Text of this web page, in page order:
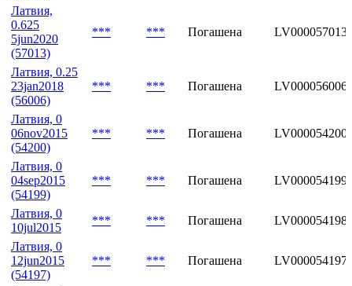
Латвия,
0.625
5jun2020
(57013)
*** *** Погашена
Латвия, 0.25
23jan2018
(56006)
*** *** Погашена
Латвия, 0
06nov2015
(54200)
*** *** Погашена
Латвия, 0
04sep2015
(54199)
*** *** Погашена
Латвия, 0
10jul2015
*** *** Погашена
Латвия, 0
12jun2015
(54197)
*** *** Погашена